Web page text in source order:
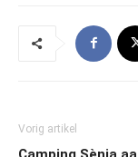
Vorig artikel